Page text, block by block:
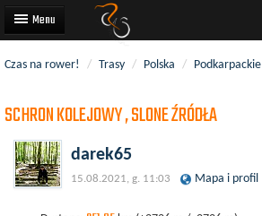
Trasy rowerowe
Wyścigi rowerowe
Użytkownicy
Czas na rower! / Trasy / Polska / Podkarpackie
SCHRON KOLEJOWY , SLONE ŹRÓDŁA
darek65
15.08.2021, g. 11:03 Mapa i profil